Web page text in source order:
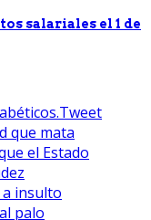
salariales el 1 de